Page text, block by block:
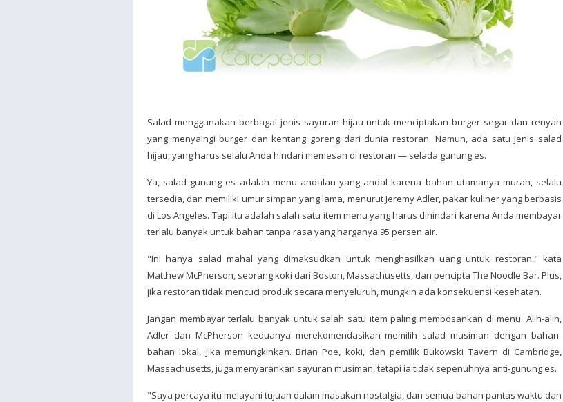
Salad menggunakan berbagai jenis sayuran hijau untuk menciptakan burger segar dan renyah
yang menyaingi burger dan kentang goreng dari dunia restoran. Namun, ada satu jenis salad
hijau, yang harus selalu Anda hindari memesan di restoran — selada gunung es.
Ya, salad gunung es adalah menu andalan yang andal karena bahan utamanya murah, selalu
tersedia, dan memiliki umur simpan yang lama, menurut Jeremy Adler, pakar kuliner yang berbasis
di Los Angeles. Tapi itu adalah salah satu item menu yang harus dihindari karena Anda membayar
terlalu banyak untuk bahan tanpa rasa yang harganya 95 persen air.
"Ini hanya salad mahal yang dimaksudkan untuk menghasilkan uang untuk restoran," kata
Matthew McPherson, seorang koki dari Boston, Massachusetts, dan pencipta The Noodle Bar. Plus,
jika restoran tidak mencuci produk secara menyeluruh, mungkin ada konsekuensi kesehatan.
Jangan membayar terlalu banyak untuk salah satu item paling membosankan di menu. Alih-alih,
Adler dan McPherson keduanya merekomendasikan memilih salad musiman dengan bahan-
bahan lokal, jika memungkinkan. Brian Poe, koki, dan pemilik Bukowski Tavern di Cambridge,
Massachusetts, juga menyarankan sayuran musiman, tetapi ia tidak sepenuhnya anti-gunung es.
"Saya percaya itu melayani tujuan dalam masakan nostalgia, dan semua bahan pantas waktu dan